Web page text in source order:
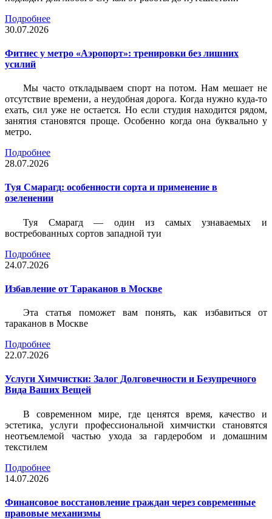
Подробнее
30.07.2026
Фитнес у метро «Аэропорт»: тренировки без лишних
усилий
Мы часто откладываем спорт на потом. Нам мешает не
отсутствие времени, а неудобная дорога. Когда нужно куда-то
ехать, сил уже не остается. Но если студия находится рядом,
занятия становятся проще. Особенно когда она буквально у
метро.
Подробнее
28.07.2026
Туя Смарагд: особенности сорта и применение в
озеленении
Туя Смарагд — один из самых узнаваемых и
востребованных сортов западной туи
Подробнее
24.07.2026
Избавление от Тараканов в Москве
Эта статья поможет вам понять, как избавиться от
тараканов в Москве
Подробнее
22.07.2026
Услуги Химчистки: Залог Долговечности и Безупречного
Вида Ваших Вещей
В современном мире, где ценятся время, качество и
эстетика, услуги профессиональной химчистки становятся
неотъемлемой частью ухода за гардеробом и домашним
текстилем
Подробнее
14.07.2026
Финансовое восстановление граждан через современные
правовые механизмы